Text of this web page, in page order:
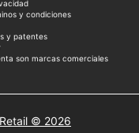
© 2026